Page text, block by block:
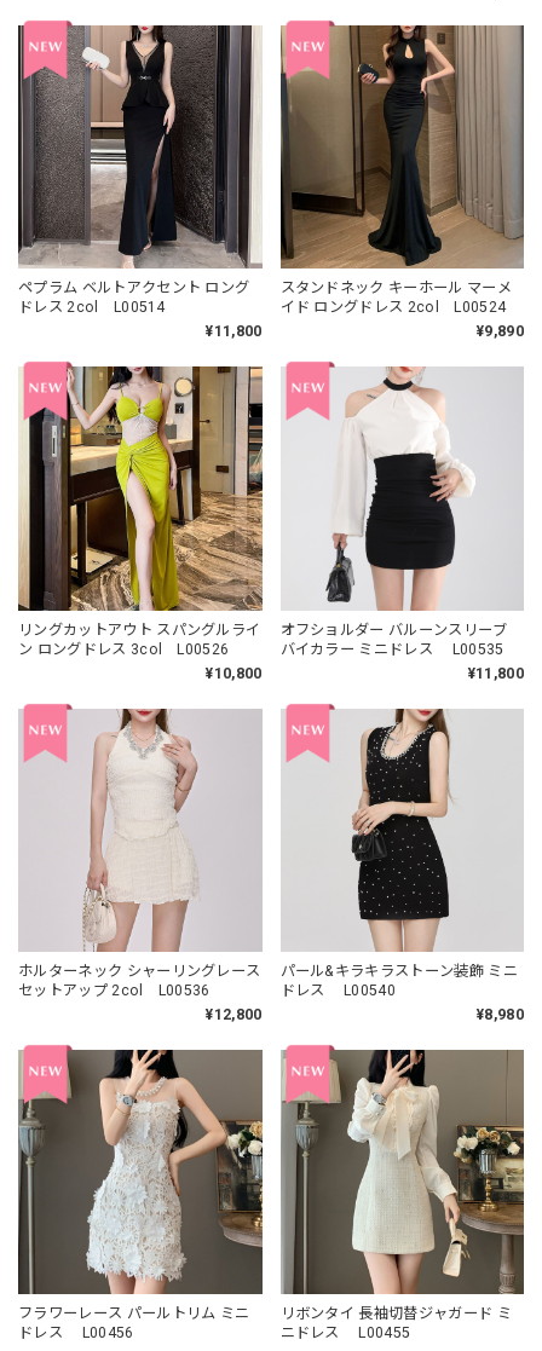
ペプラム ベルトアクセント ロング
ドレス 2col L00514
¥11,800
スタンドネック キーホール マーメ
イド ロングドレス 2col L00524
¥9,890
リングカットアウト スパングルライ
ン ロングドレス 3col L00526
¥10,800
オフショルダー バルーンスリーブ
バイカラー ミニドレス L00535
¥11,800
ホルターネック シャーリングレース
セットアップ 2col L00536
¥12,800
パール&キラキラストーン装飾 ミニ
ドレス L00540
¥8,980
フラワーレース パールトリム ミニ
ドレス L00456
リボンタイ 長袖切替ジャガード ミ
ニドレス L00455